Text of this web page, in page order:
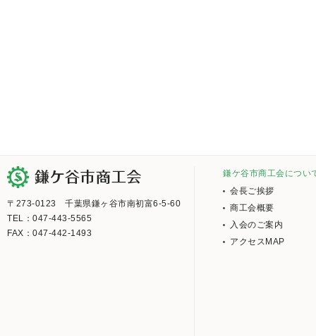
〒273-0123 千葉県鎌ヶ谷市南初富6-5-60
TEL：047-443-5565
FAX：047-442-1493
鎌ケ谷市商工会につい
会長ご挨拶
商工会概要
入会のご案内
アクセスMAP